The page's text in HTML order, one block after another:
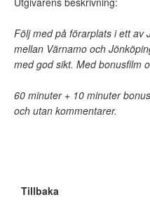
Följ med på förarplats i ett av
mellan Värnamo och
med god sikt. Med bonusfilm
60 minuter + 10 minuter
och utan kommentarer.
Tillbaka